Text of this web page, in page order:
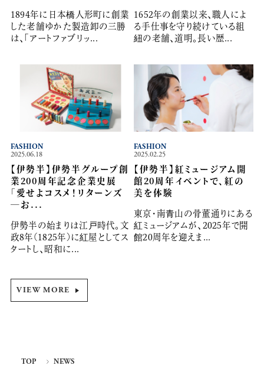
1894年に日本橋人形町に創業
した老舗ゆかた製造卸の三勝
は、「アートファブリッ...
1652年の創業以来、職人によ
る手仕事を守り続けている組
紐の老舗、道明。長い歴...
2025.06.18
【伊勢半】伊勢半グループ創
業200周年記念企業史展
「愛せよコスメ！リターンズ
―お...
伊勢半の始まりは江戸時代。文
政8年(1825年)に紅屋としてス
タートし、昭和に...
FASHION
2025.02.25
【伊勢半】紅ミュージアム開
館20周年イベントで、紅の
美を体験
東京・南青山の骨董通りにある
紅ミュージアムが、2025年で開
館20周年を迎えま...
FASHION
VIEW MORE
TOP NEWS